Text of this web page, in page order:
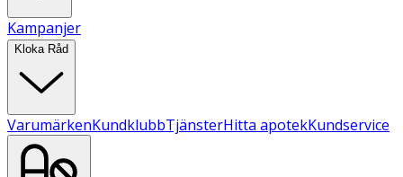
Kampanjer
Kloka Råd
VarumärkenKundklubbTjänsterHitta apotekKundservice